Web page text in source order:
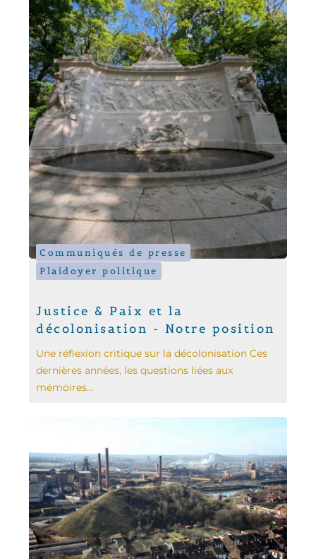
Communiqués de presse
Plaidoyer politique
Justice & Paix et la
décolonisation - Notre position
Une réflexion critique sur la décolonisation Ces
dernières années, les questions liées aux
mémoires...